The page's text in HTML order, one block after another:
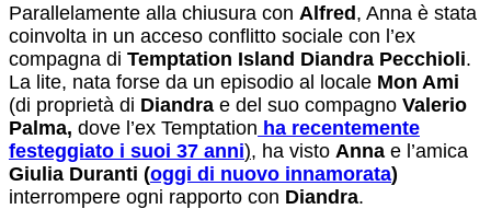
Parallelamente alla chiusura con Alfred, Anna è stata
coinvolta in un acceso conflitto sociale con l’ex
compagna di Temptation Island Diandra Pecchioli.
La lite, nata forse da un episodio al locale Mon Ami
(di proprietà di Diandra e del suo compagno Valerio
Palma, dove l’ex Temptation ha recentemente
festeggiato i suoi 37 anni), ha visto Anna e l’amica
Giulia Duranti (oggi di nuovo innamorata)
interrompere ogni rapporto con Diandra.